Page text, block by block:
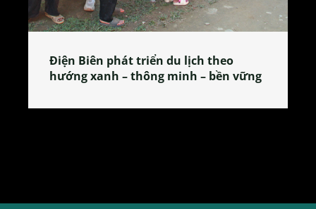
Làng làm bánh tẻ Phú Nhi – nơi lan
tỏa đặc sản xứ Đoài